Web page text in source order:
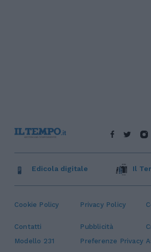
Cookie Policy Privacy Policy
Contatti Pubblicità
Modello 231
Preferenze Privacy
Edicola digitale Il